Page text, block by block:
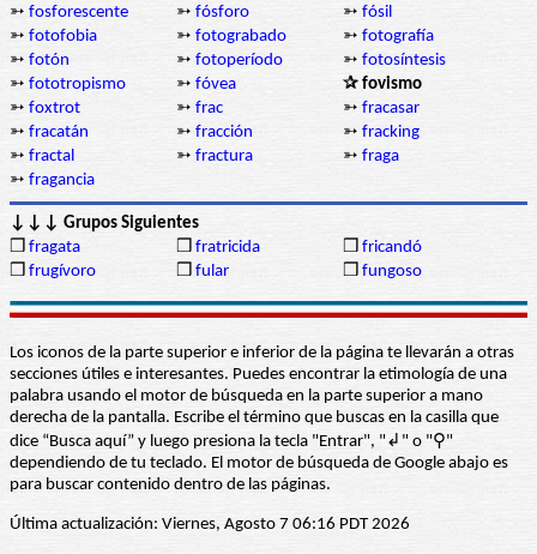
➳ fosforescente ➳ fósforo ➳ fósil
➳ fotofobia ➳ fotograbado ➳ fotografía
➳ fotón ➳ fotoperíodo ➳ fotosíntesis
➳ fototropismo ➳ fóvea
✰ fovismo
➳ foxtrot ➳ frac ➳ fracasar
➳ fracatán ➳ fracción ➳ fracking
➳ fractal ➳ fractura ➳ fraga
➳ fragancia
↓↓↓ Grupos Siguientes
❒ fragata ❒ fratricida ❒ fricandó
❒ frugívoro ❒ fular ❒ fungoso
Los iconos de la parte superior e inferior de la página te llevarán a otras
secciones útiles e interesantes. Puedes encontrar la etimología de una
palabra usando el motor de búsqueda en la parte superior a mano
derecha de la pantalla. Escribe el término que buscas en la casilla que
dice “Busca aquí” y luego presiona la tecla "Entrar", "↲" o "⚲"
dependiendo de tu teclado. El motor de búsqueda de Google abajo es
para buscar contenido dentro de las páginas.
Última actualización: Viernes, Agosto 7 06:16 PDT 2026